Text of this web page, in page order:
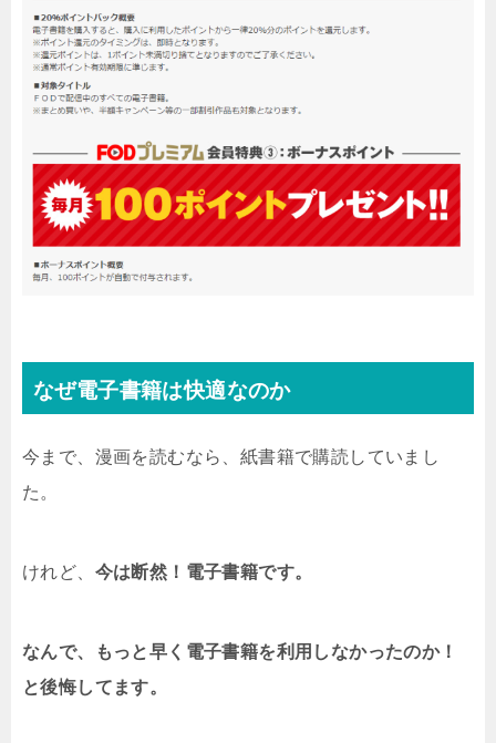
なぜ電子書籍は快適なのか
今まで、漫画を読むなら、紙書籍で購読していまし
た。
けれど、 今は断然！電子書籍です。
なんで、もっと早く電子書籍を利用しなかったのか！
と後悔してます。